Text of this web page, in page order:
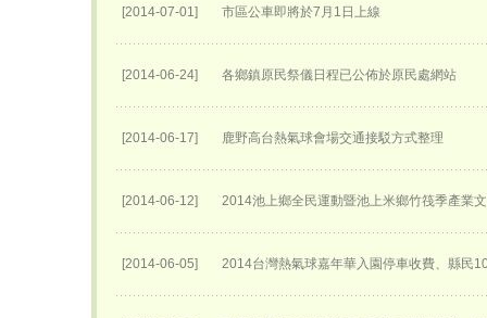
[2014-07-01] 市區公車即將於7月1日上線
[2014-06-24] 各鄉鎮原民祭儀日程已公佈於原民處網站
[2014-06-17] 鹿野高台熱氣球會場交通接駁方式整理
[2014-06-12] 2014池上鄉全民運動暨池上米鄉竹筏季產業
[2014-06-05] 2014台灣熱氣球嘉年華入園停車收費、縣民